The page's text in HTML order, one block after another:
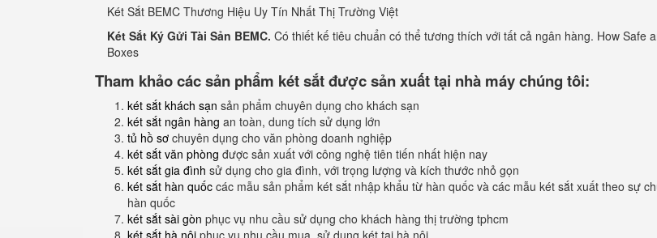
Két Sắt BEMC Thương Hiệu Uy Tín Nhất Thị Trường Việt
Két Sắt Ký Gửi Tài Sản BEMC. Có thiết kế tiêu chuẩn có thể tương thích với tất cả ngân hàng. How Safe
Boxes
Tham khảo các sản phẩm két sắt được sản xuất tại nhà máy chúng tôi:
két sắt khách sạn sản phẩm chuyên dụng cho khách sạn
két sắt ngân hàng an toàn, dung tích sử dụng lớn
tủ hồ sơ chuyên dụng cho văn phòng doanh nghiệp
két sắt văn phòng được sản xuất với công nghệ tiên tiến nhất hiện nay
két sắt gia đình sử dụng cho gia đình, với trọng lượng và kích thước nhỏ gọn
két sắt hàn quốc các mẫu sản phẩm két sắt nhập khẩu từ hàn quốc và các mẫu két sắt xuất theo sự
hàn quốc
két sắt sài gòn phục vụ nhu cầu sử dụng cho khách hàng thị trường tphcm
két sắt hà nội phục vụ nhu cầu mua, sử dụng két tại hà nội